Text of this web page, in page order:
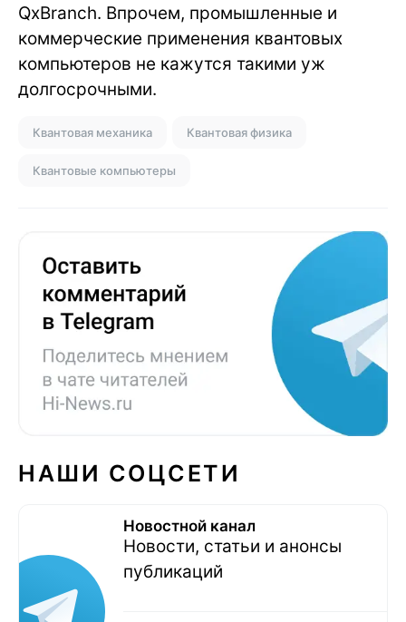
QxBranch. Впрочем, промышленные и
коммерческие применения квантовых
компьютеров не кажутся такими уж
долгосрочными.
Квантовая механика Квантовая физика
Квантовые компьютеры
НАШИ СОЦСЕТИ
Новостной канал
Новости, статьи и анонсы
публикаций